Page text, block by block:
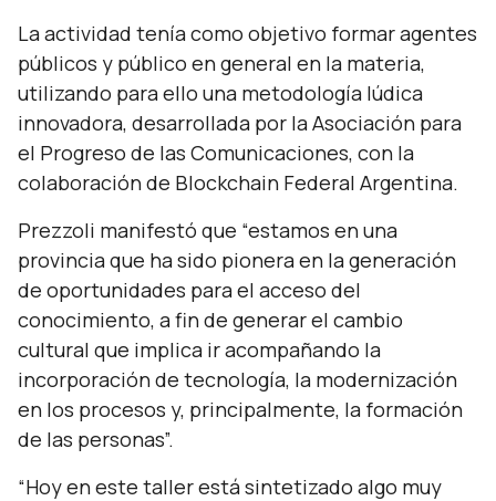
La actividad tenía como objetivo formar agentes
públicos y público en general en la materia,
utilizando para ello una metodología lúdica
innovadora, desarrollada por la Asociación para
el Progreso de las Comunicaciones, con la
colaboración de Blockchain Federal Argentina.
Prezzoli manifestó que “estamos en una
provincia que ha sido pionera en la generación
de oportunidades para el acceso del
conocimiento, a fin de generar el cambio
cultural que implica ir acompañando la
incorporación de tecnología, la modernización
en los procesos y, principalmente, la formación
de las personas”.
“Hoy en este taller está sintetizado algo muy